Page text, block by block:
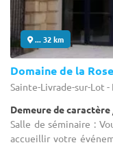
... 32 km
Domaine de la
Sainte-Livrade-sur-Lot
Demeure de
Salle de séminaire :
accueillir votre